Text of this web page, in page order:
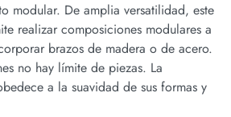
modular. De amplia versatilidad, este
realizar composiciones modulares a
brazos de madera o de acero.
no hay límite de piezas. La
a la suavidad de sus formas y